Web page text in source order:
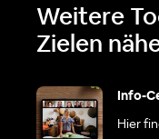
Weitere
Zielen
Info-
Hier